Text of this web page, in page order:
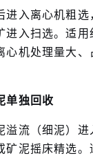
进入离心机粗
进入扫选。适
心机处理量大
单独回收
溢流（细泥）进
矿泥摇床精选